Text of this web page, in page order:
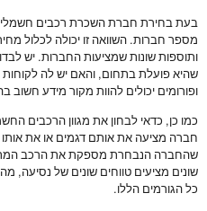
בעת בחירת חברת השכרת רכבים
מספר חברות. השוואה זו יכולה לכלול
ותוספות שונות שמציעות החברות. יש
שהיא פועלת בתחום, והאם יש לה לקוחות
ופורומים יכולים להוות מקור מידע חשוב
כמו כן, כדאי לבחון את מגוון הרכבים
חברה מציעה את אותם דגמים או את אותו
שהחברה הנבחרת מספקת את הרכב
שונים מציעים טווחים שונים של נסיעה,
כל הגורמים הללו.